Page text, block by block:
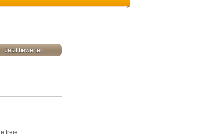
Jetzt bewerten
freie